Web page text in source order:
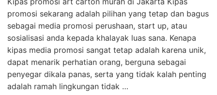
promosi sekarang adalah pilihan yang tetap dan bagus
sebagai media promosi perushaan, start up, atau
sosialisasi anda kepada khalayak luas sana. Kenapa
kipas media promosi sangat tetap adalah karena unik,
dapat menarik perhatian orang, berguna sebagai
penyegar dikala panas, serta yang tidak kalah penting
adalah ramah lingkungan tidak …